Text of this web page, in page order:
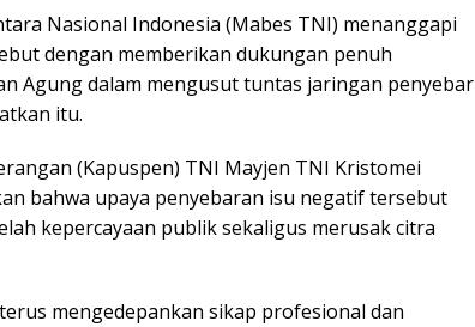
Nasional Indonesia (Mabes TNI) menanggapi
dengan memberikan dukungan penuh
Agung dalam mengusut tuntas jaringan penyebar
itu.
(Kapuspen) TNI Mayjen TNI Kristomei
bahwa upaya penyebaran isu negatif tersebut
kepercayaan publik sekaligus merusak citra
mengedepankan sikap profesional dan